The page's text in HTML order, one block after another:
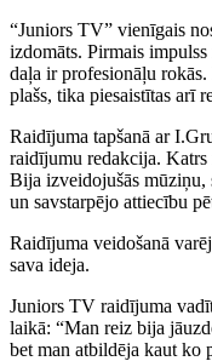
“Juniors TV” vienīgais
izdomāts. Pirmais
daļa ir profesionāļu
plašs, tika piesaistītas arī
Raidījuma tapšanā ar
raidījumu redakcija. Katrs
Bija izveidojušās
un savstarpējo attiecību
Raidījuma veidošanā
sava ideja.
Juniors TV raidījuma
laikā: “Man reiz bija
bet man atbildēja kaut ko